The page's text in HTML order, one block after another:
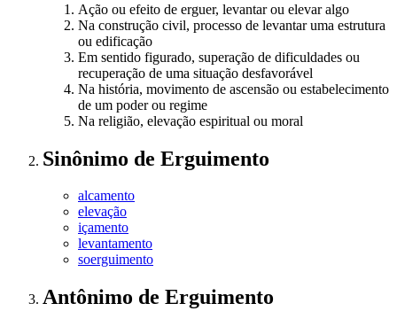
Ação ou efeito de erguer, levantar ou elevar algo
Na construção civil, processo de levantar uma estrutura
ou edificação
Em sentido figurado, superação de dificuldades ou
recuperação de uma situação desfavorável
Na história, movimento de ascensão ou estabelecimento
de um poder ou regime
Na religião, elevação espiritual ou moral
Sinônimo de Erguimento
alcamento
elevação
içamento
levantamento
soerguimento
Antônimo de Erguimento